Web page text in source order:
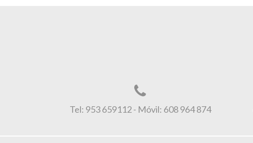
Tel: 953 659112 - Móvil: 608 964 874